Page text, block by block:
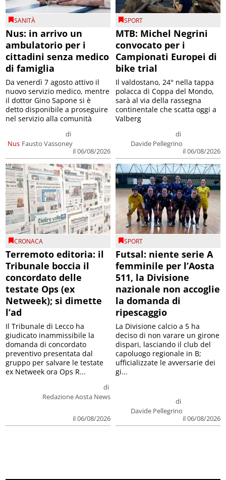
SANITÀ
Nus: in arrivo un
ambulatorio per i
cittadini senza medico
di famiglia
Nus
di
Fausto Vassoney
il 06/08/2026
Da venerdì 7 agosto attivo il
nuovo servizio medico, mentre
il dottor Gino Sapone si è
detto disponibile a proseguire
nel servizio alla comunità
SPORT
MTB: Michel Negrini
convocato per i
Campionati Europei di
bike trial
di
Davide Pellegrino
il 06/08/2026
Il valdostano, 24° nella tappa
polacca di Coppa del Mondo,
sarà al via della rassegna
continentale che scatta oggi a
Valberg
CRONACA
Terremoto editoria: il
Tribunale boccia il
concordato delle
testate Ops (ex
Netweek); si dimette
l’ad
di
Redazione Aosta News
il 06/08/2026
Il Tribunale di Lecco ha
giudicato inammissibile la
domanda di concordato
preventivo presentata dal
gruppo per salvare le testate
ex Netweek ora Ops R...
SPORT
Futsal: niente serie A
femminile per l’Aosta
511, la Divisione
nazionale non accoglie
la domanda di
ripescaggio
di
Davide Pellegrino
il 06/08/2026
La Divisione calcio a 5 ha
deciso di non varare un girone
dispari, lasciando il club del
capoluogo regionale in B;
ufficializzate le avversarie dei
gi...